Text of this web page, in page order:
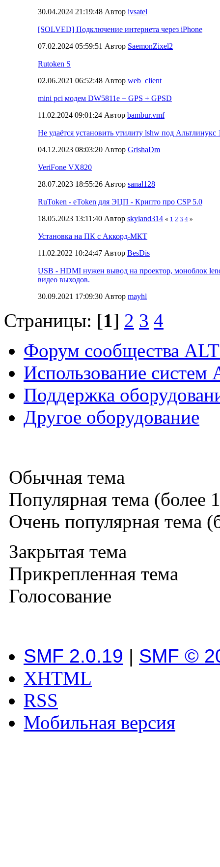
30.04.2024 21:19:48 Автор ivsatel
[SOLVED] Подключение интернета через iPhone
07.02.2024 05:59:51 Автор SaemonZixel2
Rutoken S
02.06.2021 06:52:48 Автор web_client
mini pci модем DW5811e + GPS + GPSD
11.02.2024 09:01:24 Автор bambur.vmf
Не удаётся установить утилиту lshw под Альтлинукс
04.12.2023 08:03:20 Автор GrishaDm
VeriFone VX820
28.07.2023 18:55:26 Автор sanal128
RuToken - eToken для ЭЦП - Крипто про CSP 5.0
18.05.2023 13:11:40 Автор skyland314 « 1 2 3 4 »
Установка на ПК с Аккорд-МКТ
11.02.2022 10:24:47 Автор BesDis
USB - HDMI нужен вывод на проектор, моноблок
видео выходов.
30.09.2021 17:09:30 Автор mayhl
Страницы: [1] 2 3 4
Форум сообщества
Использование систем
Поддержка
Другое оборудование
Обычная тема
Популярная тема (более
Очень популярная тема
Закрытая тема
Прикрепленная тема
Голосование
SMF 2.0.19 | SMF ©
XHTML
RSS
Мобильная версия